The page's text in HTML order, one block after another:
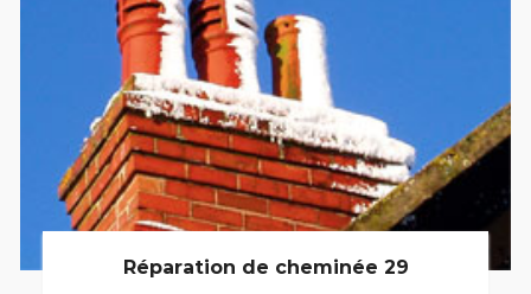
Réparation de cheminée 29